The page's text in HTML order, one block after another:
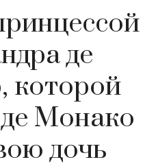
де
которой
Монако
дочь